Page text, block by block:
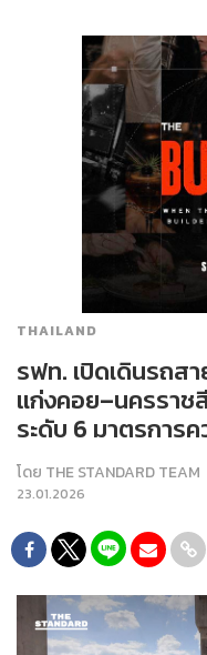
THAILAND
รฟท. เปิดเดินรถส
แก่งคอย–นครราช
ระดับ 6 มาตรการ
โดย THE STANDARD TEAM
23.01.2026